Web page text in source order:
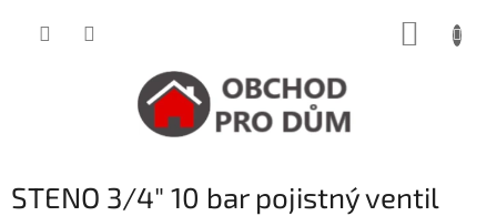
STENO 3/4" 10 bar pojistný ventil